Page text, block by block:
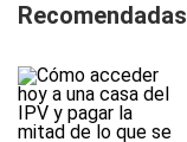
Recomendadas